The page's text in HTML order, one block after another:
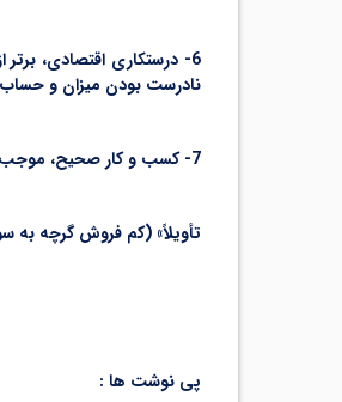
6- درستکاری اقتصادی،
نادرست بودن میزان و
7- کسب و کار صحیح، موجب خوش عاقبتی است. «احسن
تأویلاً» (کم فروش گرچه به
پی نوشت ها :